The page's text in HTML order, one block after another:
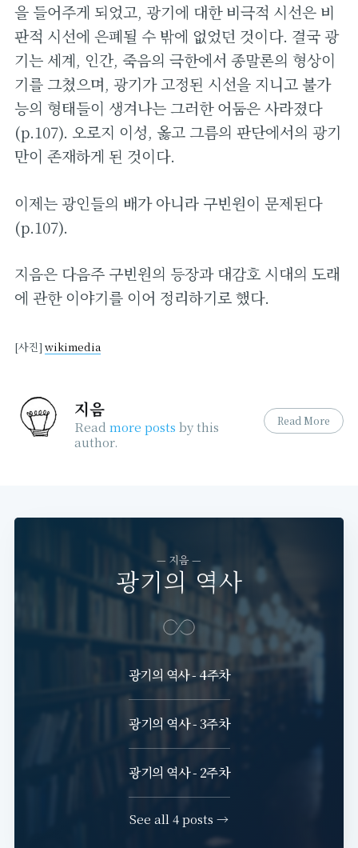
을 들어주게 되었고, 광기에 대한 비극적 시선은 비
판적 시선에 은폐될 수 밖에 없었던 것이다. 결국 광
기는 세계, 인간, 죽음의 극한에서 종말론의 형상이
기를 그쳤으며, 광기가 고정된 시선을 지니고 불가
능의 형태들이 생겨나는 그러한 어둠은 사라졌다
(p.107). 오로지 이성, 옳고 그름의 판단에서의 광기
만이 존재하게 된 것이다.
이제는 광인들의 배가 아니라 구빈원이 문제된다
(p.107).
지음은 다음주 구빈원의 등장과 대감호 시대의 도래
에 관한 이야기를 이어 정리하기로 했다.
[사진] wikimedia
지음
Read more posts by this
author.
Read More
— 지음 —
광기의 역사
광기의 역사 - 4주차
광기의 역사 - 3주차
광기의 역사 - 2주차
See all 4 posts →